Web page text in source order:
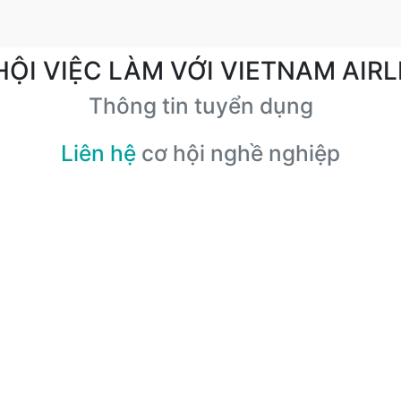
VIỆC LÀM VỚI VIETNAM
Thông tin tuyển dụng
Liên hệ cơ hội nghề nghiệp